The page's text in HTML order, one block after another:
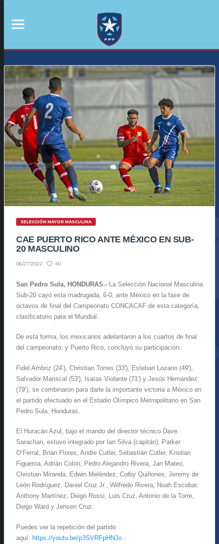
SELECCIÓN MAYOR MASCULINA
CAE PUERTO RICO ANTE MÉXICO EN SUB-
20 MASCULINO
06/27/2022 40
San Pedro Sula, HONDURAS.- La Selección Nacional Masculina
Sub-20 cayó esta madrugada, 6-0, ante México en la fase de
octavos de final del Campeonato CONCACAF de esta categoría,
clasificatorio para el Mundial.
De esta forma, los mexicanos adelantaron a los cuartos de final
del campeonato; y Puerto Rico, concluyó su participación.
Fidel Ambriz (24’), Christian Torres (33′), Esteban Lozano (49′),
Salvador Mariscal (53′), Isaías Violante (71′) y Jesús Hernández
(79’), se combinaron para darle la importante victoria a México en
el partido efectuado en el Estadio Olímpico Metropolitano en San
Pedro Sula, Honduras.
El Huracán Azul, bajo el mando del director técnico Dave
Sarachan, estuvo integrado por Ian Silva (capitán), Parker
O’Ferral, Brian Flores, Andre Cutler, Sebastián Cutler, Kristian
Figueroa, Adrián Colón, Pedro Alejandro Rivera, Jan Mateo,
Christian Miranda, Edwin Meléndez, Colby Quiñones, Jeremy de
León Rodríguez, Daniel Cruz Jr., Wilfredo Rivera, Noah Escobar,
Anthony Martínez, Diego Rossi, Luis Cruz, Antonio de la Torre,
Diego Ward y Jensen Cruz.
Puedes ver la repetición del partido
aquí: https://youtu.be/p3SVRFpHNJo